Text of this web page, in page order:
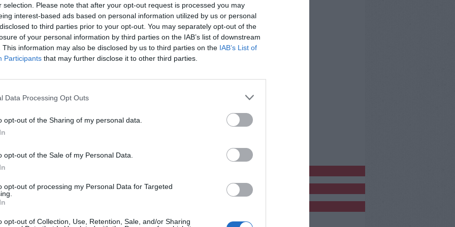
selection. Please note that after your opt-out request is processed you may
interest-based ads based on personal information utilized by us or personal
to third parties prior to your opt-out. You may separately opt-out of the
of your personal information by third parties on the IAB’s list of downstream
This information may also be disclosed by us to third parties on the IAB’s List of
Participants that may further disclose it to other third parties.
Data Processing Opt Outs
opt-out of the Sharing of my personal data.
opt-out of the Sale of my Personal Data.
opt-out of processing my Personal Data for Targeted
opt-out of Collection, Use, Retention, Sale, and/or Sharing
una neo promossa nel campionato di Serie A1.
la formazione piemontese ha chiuso al
A2, aggiudicandosi per 3-1 la serie con la
la promozione nel massimo campionato di
Michele Marchiaro è a caccia della sua
oggi ha un punto in classifica, conquistato lo
si è arresa solamente al tie break
Marchiaro si affiderà ad un 6+1 composto
da opposto, Akrari e Gray come centrali,
e Moro come libero.
e Savino Del Bene Scandicci sarà
sulla piattaforma Volleyball World TV.
Pubblicità